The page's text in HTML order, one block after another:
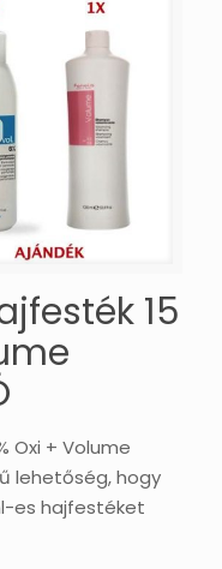
15
Oxi + Volume
lehetőség, hogy
es hajfestéket